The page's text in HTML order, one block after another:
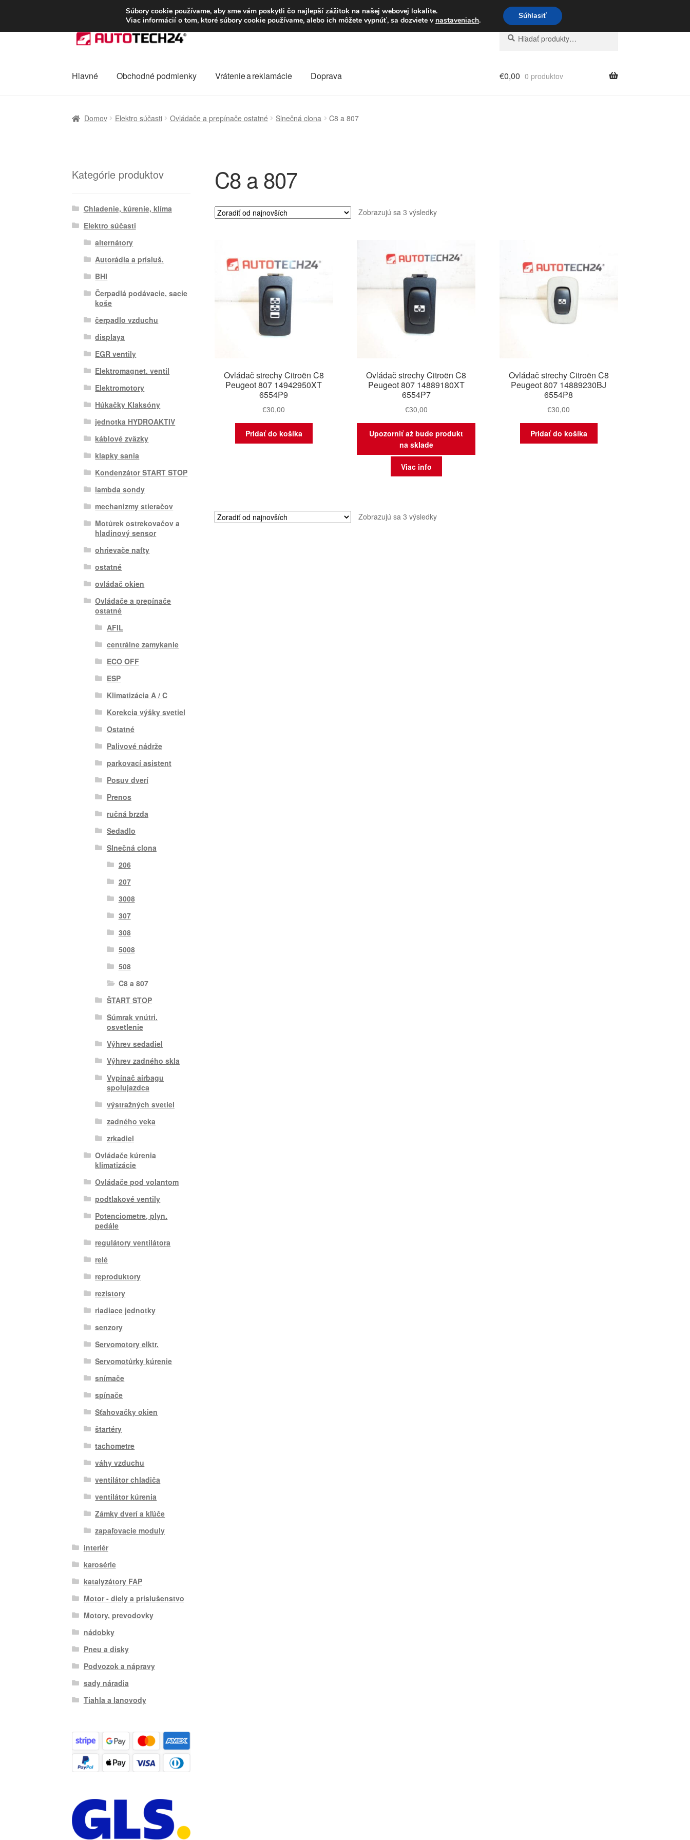
DOPRAVA od 6 EUR Po–Pi 09:00–16:00 233 221 276
Preskočiť
na
Preskočiť
na
Hľadať:
Vyhľadávanie
Hlavné Obchodné podmienky Vrátenie a reklamácie Doprava €0,00 0 produktov
Domov Elektro súčasti Ovládače a prepínače ostatné Slnečná clona C8 a 807
C8 a 807
Zobrazujú sa 3 výsledkyZoradené
Ovládač strechy Citroën C8
Peugeot 807 14942950XT
6554P9
€30,00
Pridať do košíka
Ovládač strechy Citroën C8
Peugeot 807 14889180XT
6554P7
€30,00
Upozorniť až bude produkt
na sklade
Viac info
Ovládač strechy Citroën C8
Peugeot 807 14889230BJ
6554P8
€30,00
Pridať do košíka
Zobrazujú sa 3 výsledkyZoradené
Kategórie produktov
Chladenie, kúrenie, klíma
Elektro súčasti
alternátory
Autorádia a prísluš.
BHI
Čerpadlá podávacie, sacie
koše
čerpadlo vzduchu
displaya
EGR ventily
Elektromagnet. ventil
Elektromotory
Húkačky Klaksóny
jednotka HYDROAKTIV
káblové zväzky
klapky sania
Kondenzátor START STOP
lambda sondy
mechanizmy stieračov
Motůrek ostrekovačov a
hladinový sensor
ohrievače nafty
ostatné
ovládač okien
Ovládače a prepínače
ostatné
AFIL
centrálne zamykanie
ECO OFF
ESP
Klimatizácia A / C
Korekcia výšky svetiel
Ostatné
Palivové nádrže
parkovací asistent
Posuv dverí
Prenos
ručná brzda
Sedadlo
Slnečná clona
206
207
3008
307
308
5008
508
C8 a 807
ŠTART STOP
Súmrak vnútri.
osvetlenie
Výhrev sedadiel
Výhrev zadného skla
Vypínač airbagu
spolujazdca
výstražných svetiel
zadného veka
zrkadiel
Ovládače kúrenia
klimatizácie
Ovládače pod volantom
podtlakové ventily
Potenciometre, plyn.
pedále
regulátory ventilátora
relé
reproduktory
rezistory
riadiace jednotky
senzory
Servomotory elktr.
Servomotůrky kúrenie
snímače
spínače
Sťahovačky okien
štartéry
tachometre
váhy vzduchu
ventilátor chladiča
ventilátor kúrenia
Zámky dverí a kľúče
zapaľovacie moduly
interiér
karosérie
katalyzátory FAP
Motor - diely a príslušenstvo
Motory, prevodovky
nádobky
Pneu a disky
Podvozok a nápravy
sady náradia
Tiahla a lanovody
Súbory cookie používame, aby sme vám poskytli čo najlepší zážitok na našej webovej lokalite.
Viac informácií o tom, ktoré súbory cookie používame, alebo ich môžete vypnúť, sa dozviete v nastaveniach. Súhlasiť